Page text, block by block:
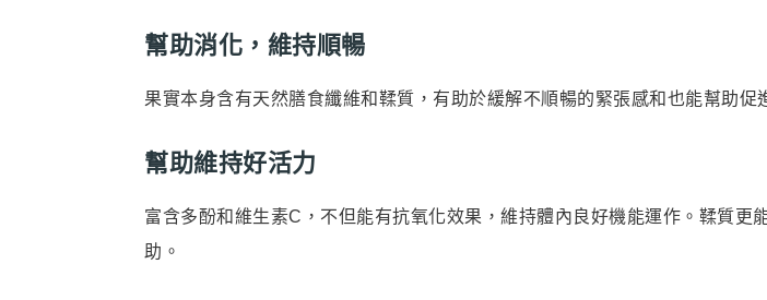
幫助消化，維持順暢
果實本身含有天然膳食纖維和鞣質，有助於緩解不順暢的緊張感和也能幫助促
幫助維持好活力
富含多酚和維生素C，不但能有抗氧化效果，維持體內良好機能運作。鞣質
助。